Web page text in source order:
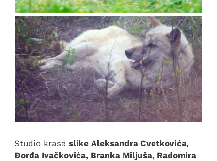
Studio krase slike Aleksandra Cvetkovića,
Đorđa Ivačkovića, Branka Miljuša, Radomira